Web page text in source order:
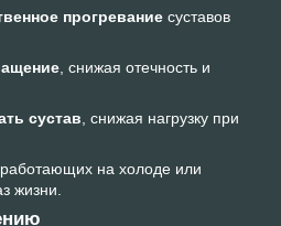
прогревание суставов
, снижая отечность и
сустав , снижая нагрузку при
на холоде или
жизни.